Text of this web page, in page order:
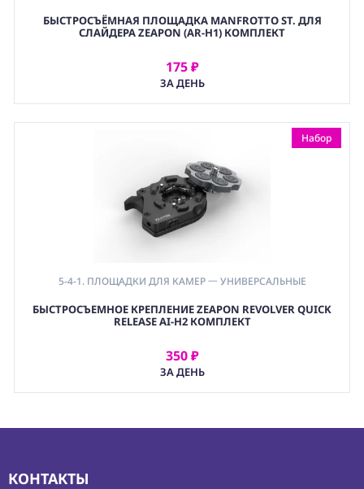
БЫСТРОСЪЁМНАЯ ПЛОЩАДКА MANFROTTO ST. ДЛЯ
СЛАЙДЕРА ZEAPON (AR-H1) КОМПЛЕКТ
175 ₽
ЗА ДЕНЬ
АРЕНДОВАТЬ
Набор
5-4-1. ПЛОЩАДКИ ДЛЯ КАМЕР 一 УНИВЕРСАЛЬНЫЕ
8-2. СЛАЙДЕРЫ 一 АКСЕССУАРЫ
БЫСТРОСЪЕМНОЕ КРЕПЛЕНИЕ ZEAPON REVOLVER QUICK
RELEASE AI-H2 КОМПЛЕКТ
350 ₽
ЗА ДЕНЬ
АРЕНДОВАТЬ
КОНТАКТЫ